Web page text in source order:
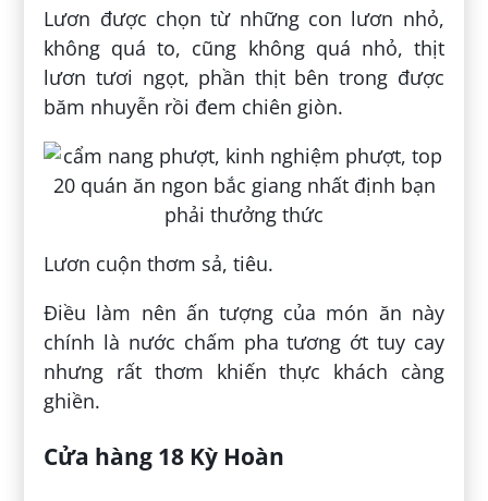
Lươn được chọn từ những con lươn nhỏ,
không quá to, cũng không quá nhỏ, thịt
lươn tươi ngọt, phần thịt bên trong được
băm nhuyễn rồi đem chiên giòn.
Lươn cuộn thơm sả, tiêu.
Điều làm nên ấn tượng của món ăn này
chính là nước chấm pha tương ớt tuy cay
nhưng rất thơm khiến thực khách càng
ghiền.
Cửa hàng 18 Kỳ Hoàn